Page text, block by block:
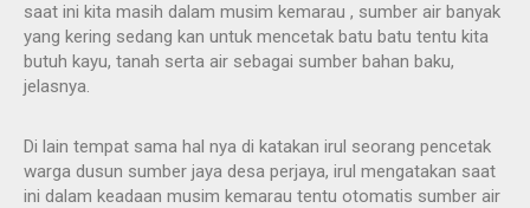
saat ini kita masih dalam musim kemarau , sumber air banyak
yang kering sedang kan untuk mencetak batu batu tentu kita
butuh kayu, tanah serta air sebagai sumber bahan baku,
jelasnya.
Di lain tempat sama hal nya di katakan irul seorang pencetak
warga dusun sumber jaya desa perjaya, irul mengatakan saat
ini dalam keadaan musim kemarau tentu otomatis sumber air